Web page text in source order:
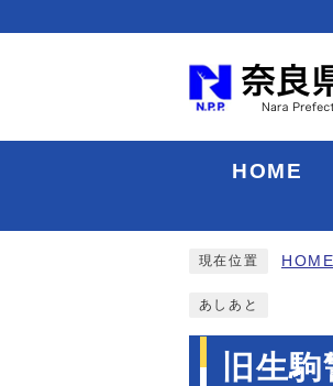
HOME
現在位置 HOME
あしあと
旧生